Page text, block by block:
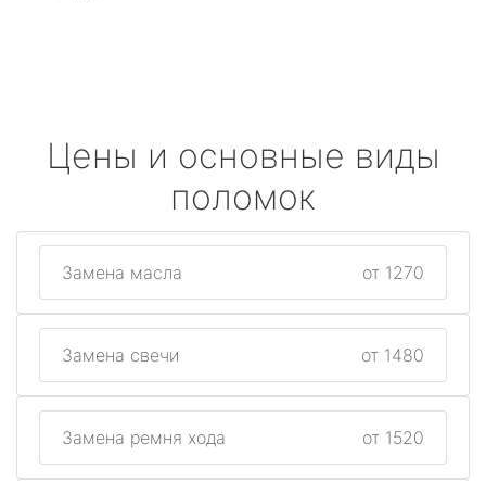
Цены и основные виды
поломок
Замена масла от 1270
Замена свечи от 1480
Замена ремня хода от 1520